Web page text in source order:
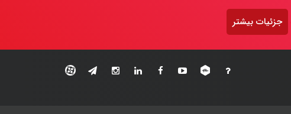
جزئیات بیشتر